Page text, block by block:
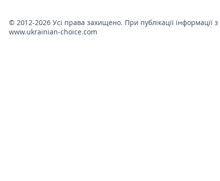
© 2012-2026 Усі права захищено. При публікації інформації
www.ukrainian-choice.com